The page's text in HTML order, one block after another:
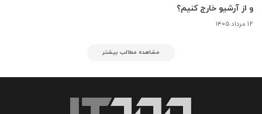
و از آرشیو خارج کنیم؟
۱۲ مرداد ۱۴۰۵
مشاهده مطالب بیشتر